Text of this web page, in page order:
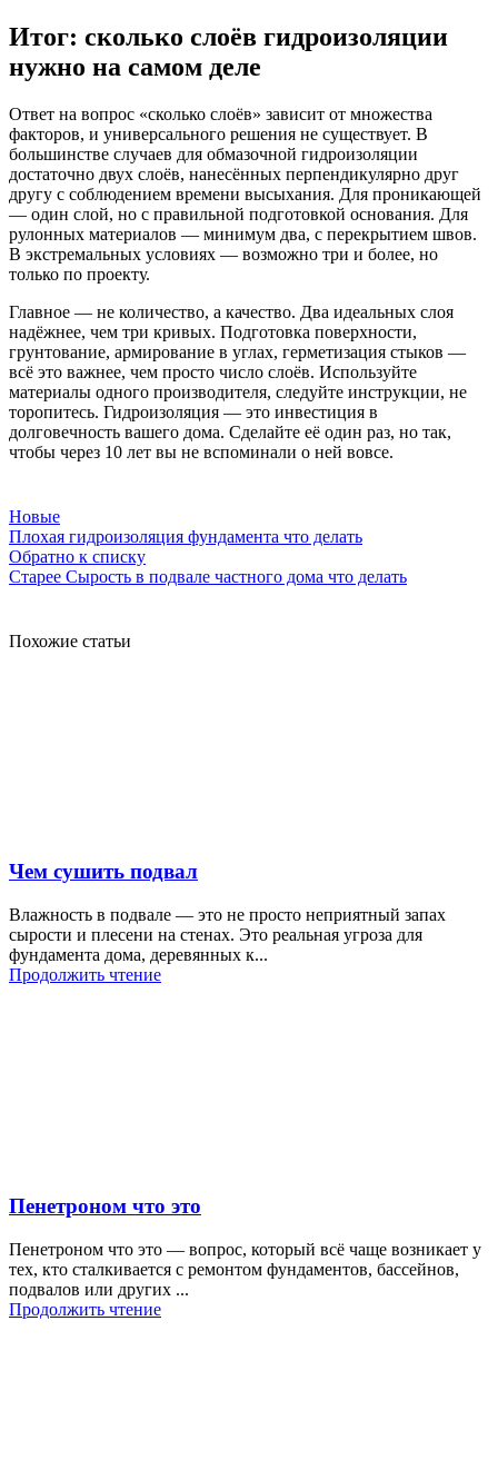
Итог: сколько слоёв гидроизоляции
нужно на самом деле
Ответ на вопрос «сколько слоёв» зависит от множества
факторов, и универсального решения не существует. В
большинстве случаев для обмазочной гидроизоляции
достаточно двух слоёв, нанесённых перпендикулярно друг
другу с соблюдением времени высыхания. Для проникающей
— один слой, но с правильной подготовкой основания. Для
рулонных материалов — минимум два, с перекрытием швов.
В экстремальных условиях — возможно три и более, но
только по проекту.
Главное — не количество, а качество. Два идеальных слоя
надёжнее, чем три кривых. Подготовка поверхности,
грунтование, армирование в углах, герметизация стыков —
всё это важнее, чем просто число слоёв. Используйте
материалы одного производителя, следуйте инструкции, не
торопитесь. Гидроизоляция — это инвестиция в
долговечность вашего дома. Сделайте её один раз, но так,
чтобы через 10 лет вы не вспоминали о ней вовсе.
Новые
Плохая гидроизоляция фундамента что делать
Обратно к списку
Старее Сырость в подвале частного дома что делать
Похожие статьи
Чем сушить подвал
Влажность в подвале — это не просто неприятный запах
сырости и плесени на стенах. Это реальная угроза для
фундамента дома, деревянных к...
Продолжить чтение
Пенетроном что это
Пенетроном что это — вопрос, который всё чаще возникает у
тех, кто сталкивается с ремонтом фундаментов, бассейнов,
подвалов или других ...
Продолжить чтение